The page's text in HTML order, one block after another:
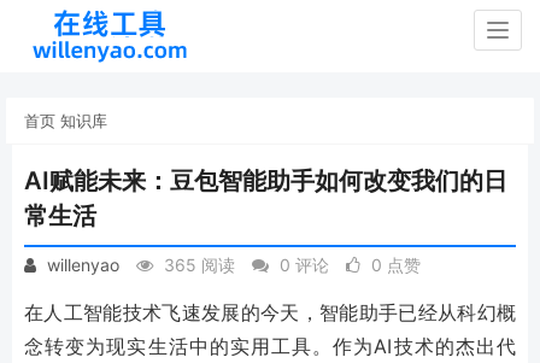
首页 知识库
AI赋能未来：豆包智能助手如何改变我们的日
常生活
willenyao 365 阅读 0 评论 0 点赞
在人工智能技术飞速发展的今天，智能助手已经从科幻概
念转变为现实生活中的实用工具。作为AI技术的杰出代